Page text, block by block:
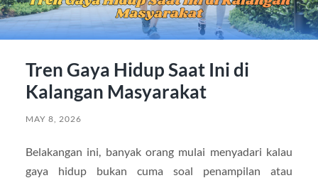
Tren Gaya Hidup Saat Ini di
Kalangan Masyarakat
MAY 8, 2026
Belakangan ini, banyak orang mulai menyadari kalau
gaya hidup bukan cuma soal penampilan atau